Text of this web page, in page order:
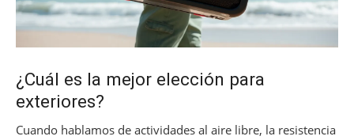
¿Cuál es la mejor elección para
exteriores?
Cuando hablamos de actividades al aire libre, la resistencia